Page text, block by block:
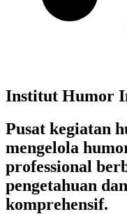
Institut Humor
Pusat kegiatan
mengelola
professional
pengetahuan
komprehensif.